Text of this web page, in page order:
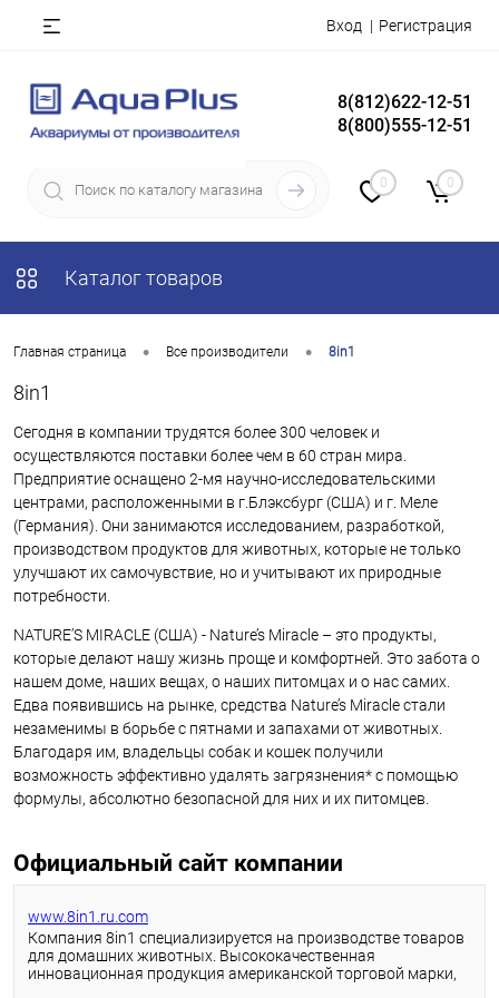
Вход Регистрация
8(812)622-12-51
8(800)555-12-51
0 0
Каталог товаров
Главная страница • Все производители • 8in1
8in1
Сегодня в компании трудятся более 300 человек и
осуществляются поставки более чем в 60 стран мира.
Предприятие оснащено 2-мя научно-исследовательскими
центрами, расположенными в г.Блэксбург (США) и г. Меле
(Германия). Они занимаются исследованием, разработкой,
производством продуктов для животных, которые не только
улучшают их самочувствие, но и учитывают их природные
потребности.
NATURE’S MIRACLE (США) - Nature’s Miracle – это продукты,
которые делают нашу жизнь проще и комфортней. Это забота о
нашем доме, наших вещах, о наших питомцах и о нас самих.
Едва появившись на рынке, средства Nature’s Miracle стали
незаменимы в борьбе с пятнами и запахами от животных.
Благодаря им, владельцы собак и кошек получили
возможность эффективно удалять загрязнения* с помощью
формулы, абсолютно безопасной для них и их питомцев.
Официальный сайт компании
www.8in1.ru.com
Компания 8in1 специализируется на производстве товаров
для домашних животных. Высококачественная
инновационная продукция американской торговой марки,